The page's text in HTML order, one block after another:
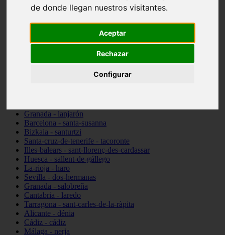
de donde llegan nuestros visitantes.
Aceptar
Rechazar
Configurar
Cantabria - arenas-de-iguña
Barcelona - la-pobla-de-lillet
Murcia - cartagena
Madrid - nuevo-baztán
Granada - lanjarón
Barcelona - santa-susanna
Bizkaia - santurtzi
Santa-cruz-de-tenerife - tacoronte
Illes-balears - sant-llorenç-des-cardassar
Huesca - sallent-de-gállego
La-rioja - haro
Sevilla - dos-hermanas
Granada - salobreña
Cantabria - laredo
Tarragona - sant-carles-de-la-ràpita
Alicante - dénia
Cádiz - cádiz
Málaga - nerja